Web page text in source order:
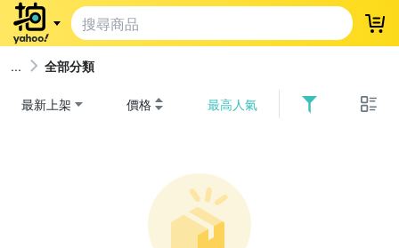
登
全部分類
最新上架 價格 最高人氣